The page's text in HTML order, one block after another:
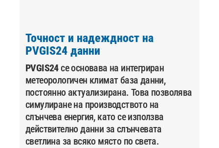
Точност и надеждност на
PVGIS24 данни
PVGIS24се основава на интегриран
метеорологичен климат база данни,
постоянно актуализирана. Това позволява
симулиране на производството на
слънчева енергия, като се използва
действително данни за слънчевата
светлина за всяко място по света.